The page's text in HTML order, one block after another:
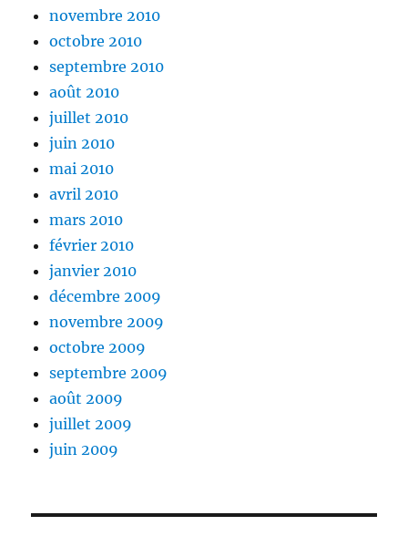
novembre 2010
octobre 2010
septembre 2010
août 2010
juillet 2010
juin 2010
mai 2010
avril 2010
mars 2010
février 2010
janvier 2010
décembre 2009
novembre 2009
octobre 2009
septembre 2009
août 2009
juillet 2009
juin 2009